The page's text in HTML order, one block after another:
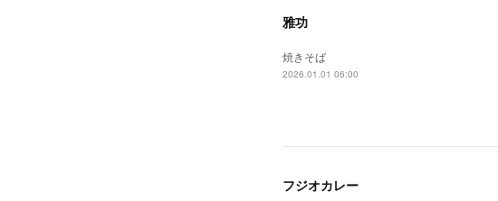
雅功
焼きそば
2026.01.01 06:00
フジオカレー